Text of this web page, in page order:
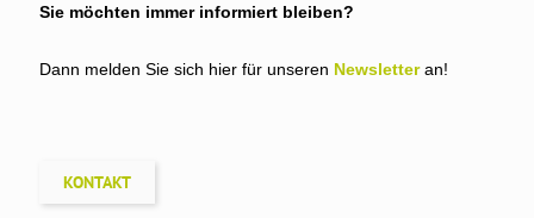
Sie möchten immer informiert bleiben?
Dann melden Sie sich hier für unseren Newsletteran!
KONTAKT